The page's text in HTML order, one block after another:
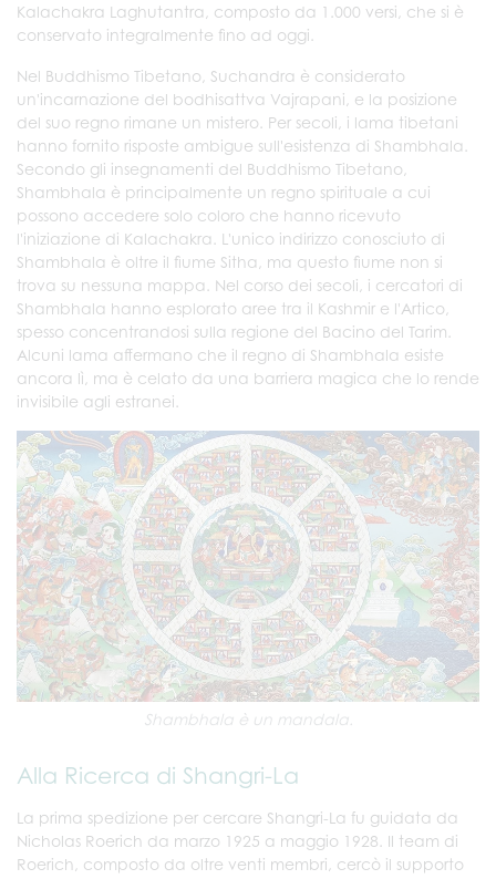
Kalachakra Laghutantra, composto da 1.000 versi, che si è
conservato integralmente fino ad oggi.
Nel Buddhismo Tibetano, Suchandra è considerato
un'incarnazione del bodhisattva Vajrapani, e la posizione
del suo regno rimane un mistero. Per secoli, i lama tibetani
hanno fornito risposte ambigue sull'esistenza di Shambhala.
Secondo gli insegnamenti del Buddhismo Tibetano,
Shambhala è principalmente un regno spirituale a cui
possono accedere solo coloro che hanno ricevuto
l'iniziazione di Kalachakra. L'unico indirizzo conosciuto di
Shambhala è oltre il fiume Sitha, ma questo fiume non si
trova su nessuna mappa. Nel corso dei secoli, i cercatori di
Shambhala hanno esplorato aree tra il Kashmir e l'Artico,
spesso concentrandosi sulla regione del Bacino del Tarim.
Alcuni lama affermano che il regno di Shambhala esiste
ancora lì, ma è celato da una barriera magica che lo rende
invisibile agli estranei.
Shambhala è un mandala.
Alla Ricerca di Shangri-La
La prima spedizione per cercare Shangri-La fu guidata da
Nicholas Roerich da marzo 1925 a maggio 1928. Il team di
Roerich, composto da oltre venti membri, cercò il supporto